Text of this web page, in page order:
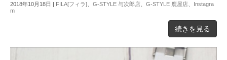
2018年10月18日 | FILA[フィラ] G-STYLE 与次郎店 G-STYLE 鹿屋店
Instagra
m
続きを見る